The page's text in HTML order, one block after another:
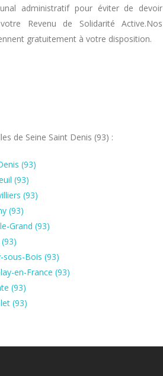
administratif pour éviter de devoir
Revenu de Solidarité Active.Nos
gratuitement à votre disposition.
de Seine Saint Denis (93) :
(93)
(93)
(93)
(93)
Grand (93)
sous-Bois (93)
en-France (93)
(93)
(93)